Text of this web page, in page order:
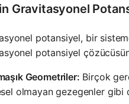
Gravitasyonel
potansiyel, bir
potansiyel
Geometriler: Birçok
olmayan gezegenler gibi